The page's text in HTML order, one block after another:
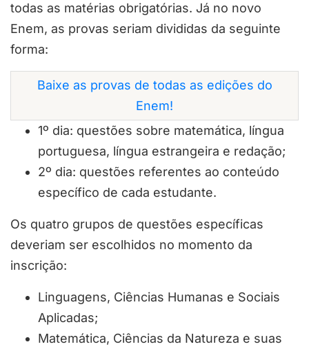
todas as matérias obrigatórias. Já no novo
Enem, as provas seriam divididas da seguinte
forma:
Baixe as provas de todas as edições do
Enem!
1º dia: questões sobre matemática, língua
portuguesa, língua estrangeira e redação;
2º dia: questões referentes ao conteúdo
específico de cada estudante.
Os quatro grupos de questões específicas
deveriam ser escolhidos no momento da
inscrição:
Linguagens, Ciências Humanas e Sociais
Aplicadas;
Matemática, Ciências da Natureza e suas